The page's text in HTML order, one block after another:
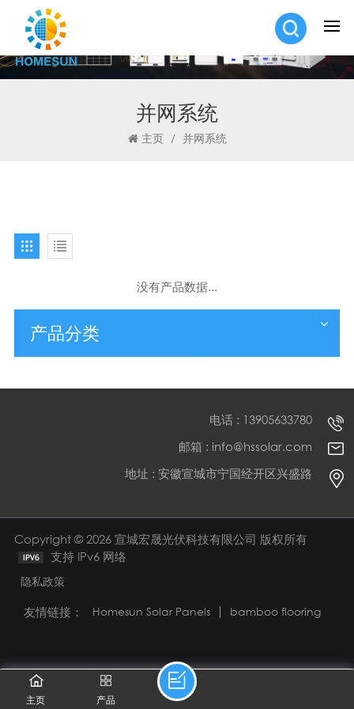
并网系统
主页 / 并网系统
没有产品数据...
产品分类
电话 : 13905633780
邮箱 : info@hssolar.com
地址 : 安徽宣城市宁国经开区兴盛路
Copyright © 2026 宣城宏晟光伏科技有限公司 版权所有
支持 IPv6 网络
隐私政策
友情链接： Homesun Solar Panels bamboo flooring
主页 产品